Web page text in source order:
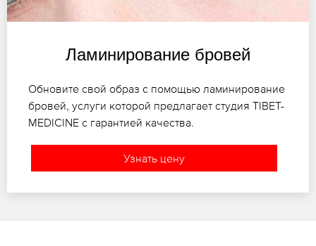
Ламинирование бровей
Обновите свой образ с помощью ламинирование
бровей, услуги которой предлагает студия TIBET-
MEDICINE с гарантией качества.
Узнать цену